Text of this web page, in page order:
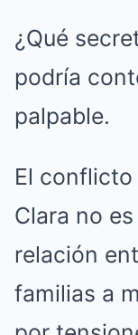
¿Qué
podría
palpable.
El
Clara no
relación
familias a